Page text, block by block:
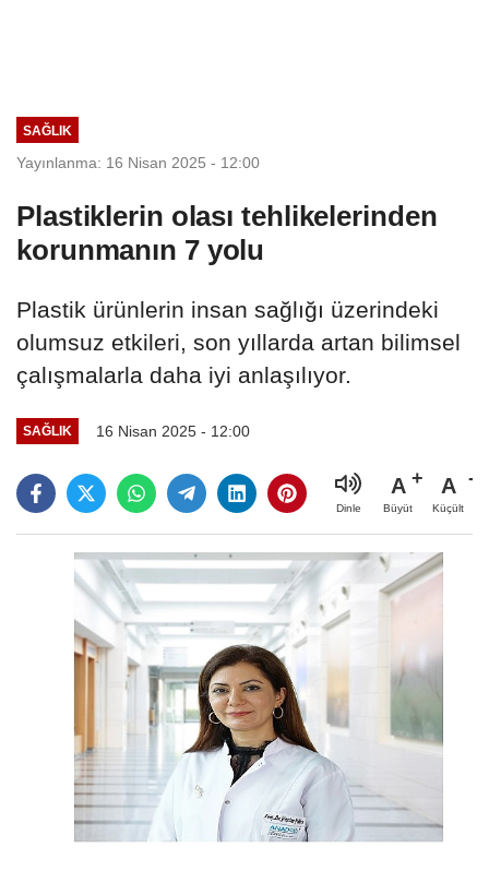
SAĞLIK
Yayınlanma: 16 Nisan 2025 - 12:00
Plastiklerin olası tehlikelerinden
korunmanın 7 yolu
Plastik ürünlerin insan sağlığı üzerindeki
olumsuz etkileri, son yıllarda artan bilimsel
çalışmalarla daha iyi anlaşılıyor.
SAĞLIK 16 Nisan 2025 - 12:00
Dinle
A
Büyüt
A
Küçült